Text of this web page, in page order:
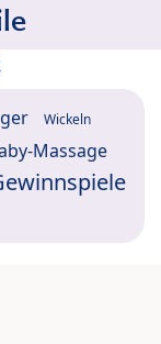
Wickeln
Massage